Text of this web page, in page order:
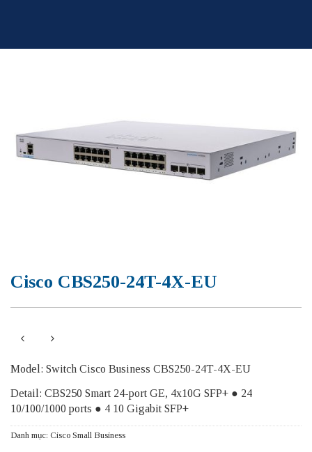
Cisco CBS250-24T-4X-EU
Model: Switch Cisco Business CBS250-24T-4X-EU
Detail: CBS250 Smart 24-port GE, 4x10G SFP+ ● 24
10/100/1000 ports ● 4 10 Gigabit SFP+
Danh mục: Cisco Small Business